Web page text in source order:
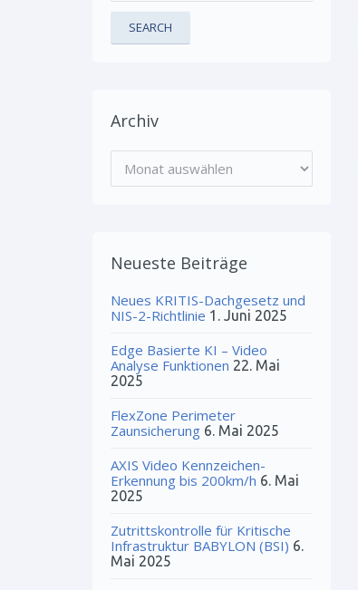
SEARCH
Archiv
Neueste Beiträge
Neues KRITIS-Dachgesetz und
NIS-2-Richtlinie 1. Juni 2025
Edge Basierte KI – Video
Analyse Funktionen 22. Mai
2025
FlexZone Perimeter
Zaunsicherung 6. Mai 2025
AXIS Video Kennzeichen-
Erkennung bis 200km/h 6. Mai
2025
Zutrittskontrolle für Kritische
Infrastruktur BABYLON (BSI) 6.
Mai 2025